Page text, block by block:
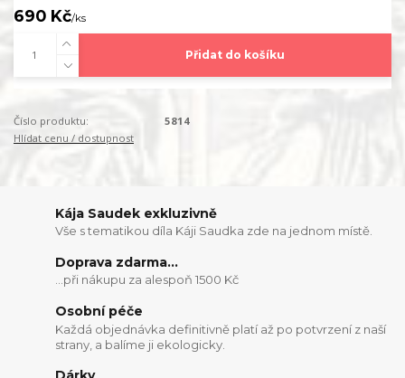
690 Kč/ks
Přidat do košíku
Číslo produktu:
5814
Hlídat cenu / dostupnost
Kája Saudek exkluzivně
Vše s tematikou díla Káji Saudka zde na jednom místě.
Doprava zdarma...
...při nákupu za alespoň 1500 Kč
Osobní péče
Každá objednávka definitivně platí až po potvrzení z naší
strany, a balíme ji ekologicky.